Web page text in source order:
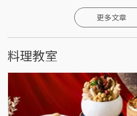
更多文章
料理教室